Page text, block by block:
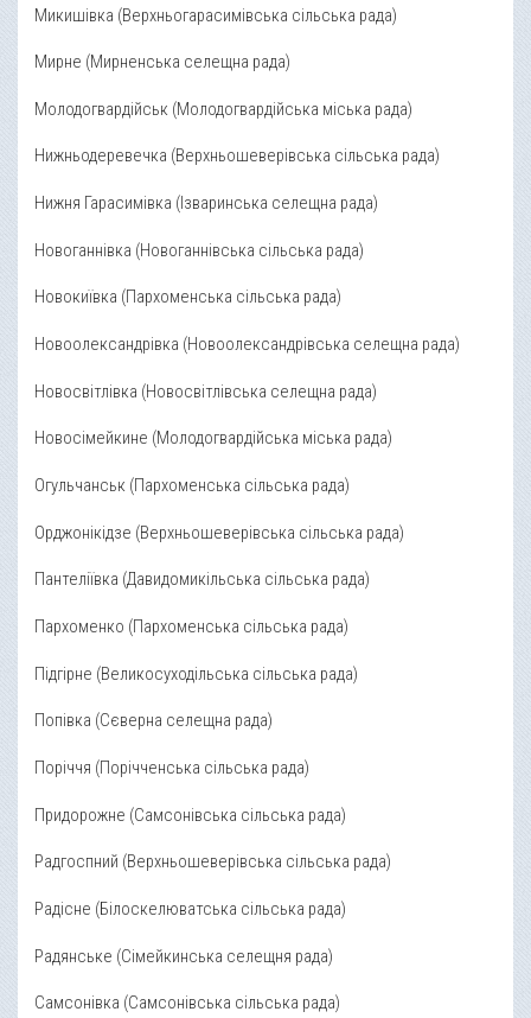
Микишівка (Верхньогарасимівська сільська рада)
Мирне (Мирненська селещна рада)
Молодогвардійськ (Молодогвардійська міська рада)
Нижньодеревечка (Верхньошеверівська сільська рада)
Нижня Гарасимівка (Ізваринська селещна рада)
Новоганнівка (Новоганнівська сільська рада)
Новокиївка (Пархоменська сільська рада)
Новоолександрівка (Новоолександрівська селещна рада)
Новосвітлівка (Новосвітлівська селещна рада)
Новосімейкине (Молодогвардійська міська рада)
Огульчанськ (Пархоменська сільська рада)
Орджонікідзе (Верхньошеверівська сільська рада)
Пантеліївка (Давидомикільська сільська рада)
Пархоменко (Пархоменська сільська рада)
Підгірне (Великосуходільська сільська рада)
Попівка (Сєверна селещна рада)
Поріччя (Порічченська сільська рада)
Придорожне (Cамсонівська сільська рада)
Радгоспний (Верхньошеверівська сільська рада)
Радісне (Білоскелюватська сільська рада)
Радянське (Сімейкинська селещня рада)
Самсонівка (Самсонівська сільська рада)